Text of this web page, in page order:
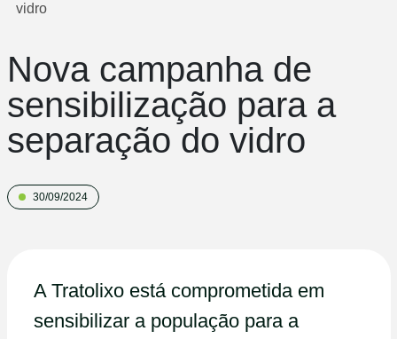
vidro
Nova campanha de
sensibilização para a
separação do vidro
30/09/2024
A Tratolixo está comprometida em
sensibilizar a população para a